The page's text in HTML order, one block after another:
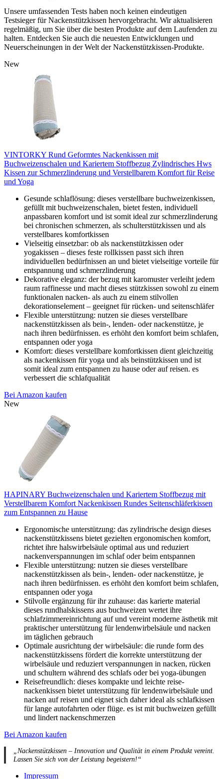
Unsere umfassenden Tests haben noch keinen eindeutigen
Testsieger für Nackenstützkissen hervorgebracht. Wir aktualisieren
regelmäßig, um Sie über die besten Produkte auf dem Laufenden zu
halten. Entdecken Sie auch die neuesten Entwicklungen und
Neuerscheinungen in der Welt der Nackenstützkissen-Produkte.
New
VINTORKY Rund Geformtes Nackenkissen mit
Buchweizenschalen und Kariertem Stoffbezug Zylindrisches Hws
Kissen zur Schmerzlinderung und Verstellbarem Komfort für Reise
und Yoga
Gesunde schlaflösung: dieses verstellbare buchweizenkissen,
gefüllt mit buchweizenschalen, bietet festen, individuell
anpassbaren komfort und ist somit ideal zur schmerzlinderung
bei chronischen schmerzen, als schulterstützkissen und als
verstellbares komfortkissen
Vielseitig einsetzbar: ob als nackenstützkissen oder
yogakissen – dieses feste rollkissen passt sich ihren
individuellen bedürfnissen an und bietet vielseitige vorteile für
entspannung und schmerzlinderung
Dekorative eleganz: der bezug mit karomuster verleiht jedem
raum raffinesse und macht dieses stützkissen sowohl zu einem
funktionalen nacken- als auch zu einem stilvollen
dekorationselement – ​​geeignet für rücken- und seitenschläfer
Flexible unterstützung: nutzen sie dieses verstellbare
nackenstützkissen als bein-, lenden- oder nackenstütze, je
nach ihren bedürfnissen. es erhöht den komfort beim schlafen,
entspannen oder yoga
Komfort: dieses verstellbare komfortkissen dient gleichzeitig
als nackenkissen für yoga und als beinstützkissen und ist
somit ideal zum entspannen zu hause oder auf reisen. es
verbessert die schlafqualität
Bei Amazon kaufen
New
HAPINARY Buchweizenschalen und Kariertem Stoffbezug mit
Verstellbarem Komfort Nackenkissen Rundes Seitenschläferkissen
zum Entspannen zu Hause
Ergonomische unterstützung: das zylindrische design dieses
nackenstützkissens bietet gezielten ergonomischen komfort,
richtet ihre halswirbelsäule optimal aus und reduziert
nackenverspannungen im schlaf oder beim entspannen
Flexible unterstützung: nutzen sie dieses verstellbare
nackenstützkissen als bein-, lenden- oder nackenstütze, je
nach ihren bedürfnissen. es erhöht den komfort beim schlafen,
entspannen oder yoga
Stilvolle ergänzung für ihr zuhause: das karierte material
dieses rundhalskissens aus buchweizen wertet ihre
schlafzimmereinrichtung auf und vereint moderne ästhetik mit
praktischer unterstützung für lendenwirbelsäule und nacken
im täglichen gebrauch
Optimale ausrichtung der wirbelsäule: die runde form des
nackenstützkissens fördert die korrekte unterstützung der
wirbelsäule und reduziert verspannungen in nacken, rücken
und schultern während des schlafs oder bei yoga-übungen
Reisefreundlich: dieses kompakte und leichte reise-
nackenkissen bietet unterstützung für lendenwirbelsäule und
nacken auf reisen und eignet sich daher ideal als schlafkissen
für lange autofahrten oder flüge. es ist mit buchweizen gefüllt
und lindert nackenschmerzen
Bei Amazon kaufen
„Nackenstützkissen – Innovation und Qualität in einem Produkt vereint.
Lassen Sie sich von der Leistung begeistern!“
Impressum